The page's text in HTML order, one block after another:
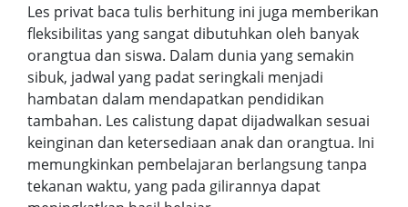
Les privat baca tulis berhitung ini juga memberikan
fleksibilitas yang sangat dibutuhkan oleh banyak
orangtua dan siswa. Dalam dunia yang semakin
sibuk, jadwal yang padat seringkali menjadi
hambatan dalam mendapatkan pendidikan
tambahan. Les calistung dapat dijadwalkan sesuai
keinginan dan ketersediaan anak dan orangtua. Ini
memungkinkan pembelajaran berlangsung tanpa
tekanan waktu, yang pada gilirannya dapat